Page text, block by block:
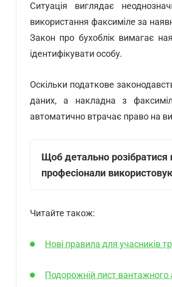
Ситуація виглядає
використання факсиміле за
Закон про бухоблік вимагає
ідентифікувати особу.
Оскільки податкове
даних, а накладна з
автоматично втрачає право на
Щоб детально розібратися
професіонали
Читайте також:
Нові правила для учасників
Подорожній лист